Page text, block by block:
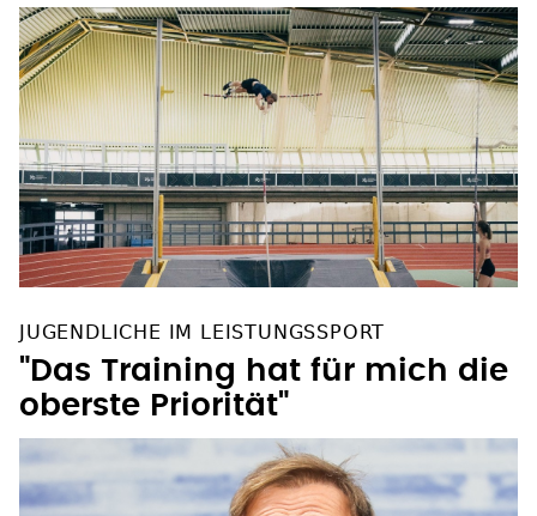
OFT GELESEN
JUGENDLICHE IM LEISTUNGSSPORT
"Das Training hat für mich die